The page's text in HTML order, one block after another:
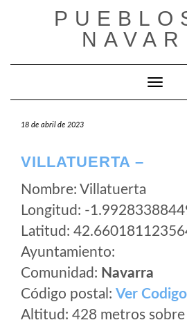
18 de abril de 2023
VILLATUERTA –
Nombre: Villatuerta
Longitud: -
Latitud:
Ayuntamiento:
Comunidad: Navarra
Código postal: Ver
Altitud: 428 metros